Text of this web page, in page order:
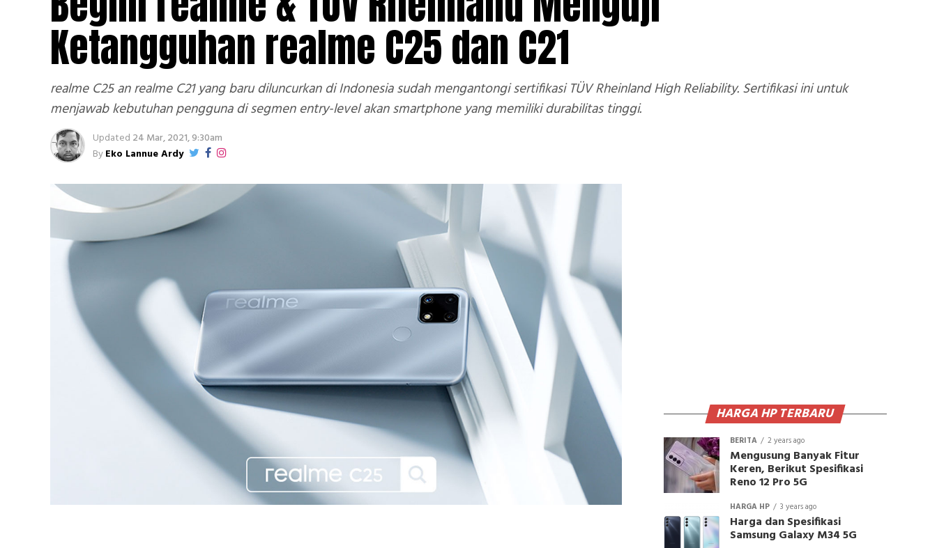
Ketangguhan realme C25 dan C21
realme C25 an realme C21 yang baru diluncurkan di Indonesia sudah mengantongi sertifikasi TÜV Rheinland High Reliability. Sertifikasi ini untuk
menjawab kebutuhan pengguna di segmen entry-level akan smartphone yang memiliki durabilitas tinggi.
Updated 24 Mar, 2021, 9:30am
ByEko Lannue Ardy
HARGA HP TERBARU
BERITA 2 years ago
Mengusung Banyak Fitur
Keren, Berikut Spesifikasi
Reno 12 Pro 5G
HARGA HP 3 years ago
Harga dan Spesifikasi
Samsung Galaxy M34 5G